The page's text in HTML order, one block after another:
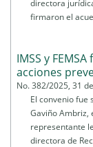
directora
firmaron el
IMSS y
acciones
No. 382/2025, 31
El convenio fue
Gaviño Ambriz,
representante
directora de